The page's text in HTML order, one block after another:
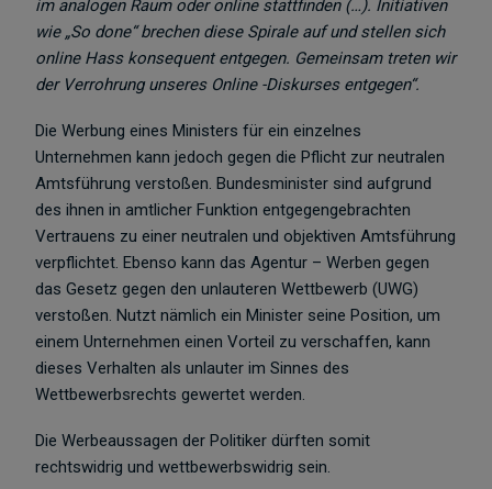
im analogen Raum oder online stattfinden (…). Initiativen
wie „So done“ brechen diese Spirale auf und stellen sich
online Hass konsequent entgegen. Gemeinsam treten wir
der Verrohrung unseres Online -Diskurses entgegen“.
Die Werbung eines Ministers für ein einzelnes
Unternehmen kann jedoch gegen die Pflicht zur neutralen
Amtsführung verstoßen. Bundesminister sind aufgrund
des ihnen in amtlicher Funktion entgegengebrachten
Vertrauens zu einer neutralen und objektiven Amtsführung
verpflichtet. Ebenso kann das Agentur – Werben gegen
das Gesetz gegen den unlauteren Wettbewerb (UWG)
verstoßen. Nutzt nämlich ein Minister seine Position, um
einem Unternehmen einen Vorteil zu verschaffen, kann
dieses Verhalten als unlauter im Sinnes des
Wettbewerbsrechts gewertet werden.
Die Werbeaussagen der Politiker dürften somit
rechtswidrig und wettbewerbswidrig sein.